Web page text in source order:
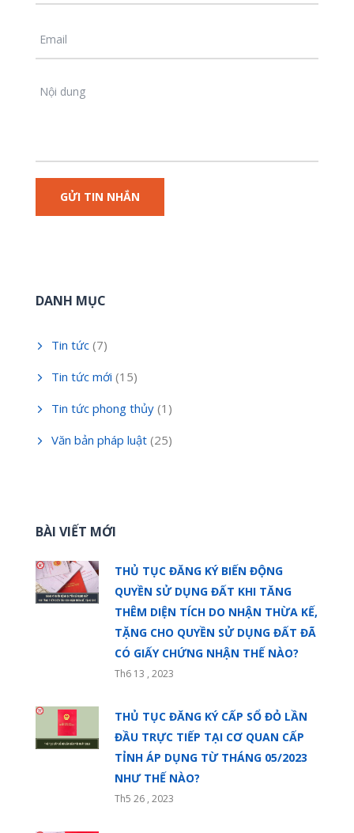
DANH MỤC
Tin tức (7)
Tin tức mới (15)
Tin tức phong thủy (1)
Văn bản pháp luật (25)
BÀI VIẾT MỚI
THỦ TỤC ĐĂNG KÝ BIẾN ĐỘNG
QUYỀN SỬ DỤNG ĐẤT KHI TĂNG
THÊM DIỆN TÍCH DO NHẬN THỪA KẾ,
TẶNG CHO QUYỀN SỬ DỤNG ĐẤT ĐÃ
CÓ GIẤY CHỨNG NHẬN THẾ NÀO?
Th6 13 , 2023
THỦ TỤC ĐĂNG KÝ CẤP SỔ ĐỎ LẦN
ĐẦU TRỰC TIẾP TẠI CƠ QUAN CẤP
TỈNH ÁP DỤNG TỪ THÁNG 05/2023
NHƯ THẾ NÀO?
Th5 26 , 2023